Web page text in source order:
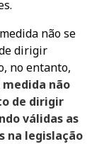
não se
dirigir
no entanto,
medida não
de dirigir
válidas as
na legislação